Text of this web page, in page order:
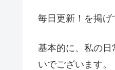
毎日更新！を掲
基本的に、私の
いでございます。